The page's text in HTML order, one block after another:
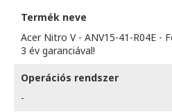
Termék neve
Acer Nitro V - ANV15-41-R04E -
3 év garanciával!
Operációs rendszer
-